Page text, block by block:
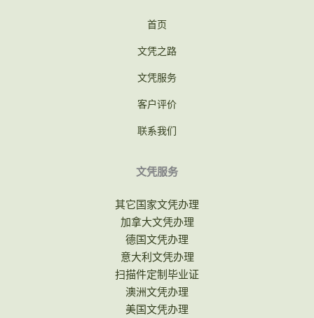
首页
文凭之路
文凭服务
客户评价
联系我们
文凭服务
其它国家文凭办理
加拿大文凭办理
德国文凭办理
意大利文凭办理
扫描件定制毕业证
澳洲文凭办理
美国文凭办理